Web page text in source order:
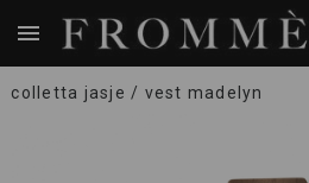
colletta jasje / vest madelyn